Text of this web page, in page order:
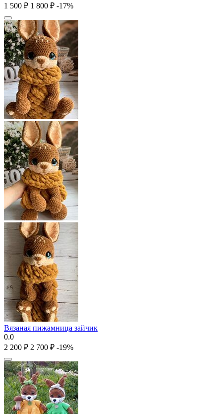
1 500 ₽ 1 800 ₽ -17%
Вязаная пижамница зайчик
0.0
2 200 ₽ 2 700 ₽ -19%